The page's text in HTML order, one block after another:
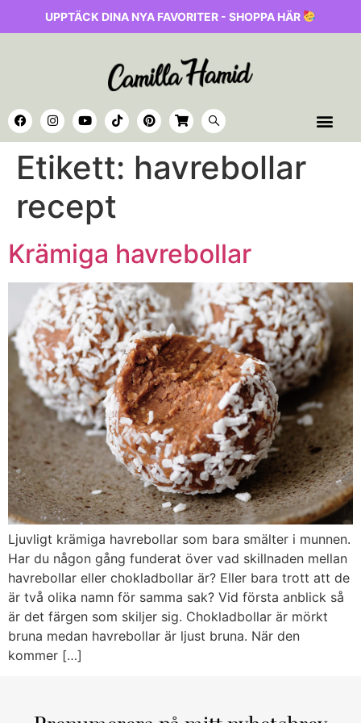
UPPTÄCK DINA NYA FAVORITER - SHOPPA HÄR
Etikett: havrebollar
recept
Krämiga havrebollar
Ljuvligt krämiga havrebollar som bara smälter i munnen.
Har du någon gång funderat över vad skillnaden mellan
havrebollar eller chokladbollar är? Eller bara trott att de
är två olika namn för samma sak? Vid första anblick så
är det färgen som skiljer sig. Chokladbollar är mörkt
bruna medan havrebollar är ljust bruna. När den
kommer […]